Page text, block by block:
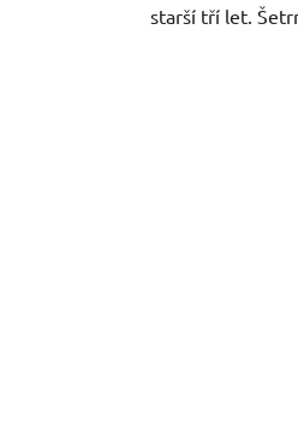
starší tří let.